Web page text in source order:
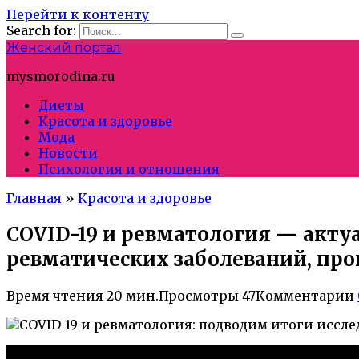
Перейти к контенту
Search for:
Женский портал
mysmorodina.ru
Диеты
Красота и здоровье
Мода
Новости
Психология и отношения
Главная » Красота и здоровье
COVID-19 и ревматология —
ревматических заболеваний,
Время чтения 20 мин.Просмотры 47Комментарии